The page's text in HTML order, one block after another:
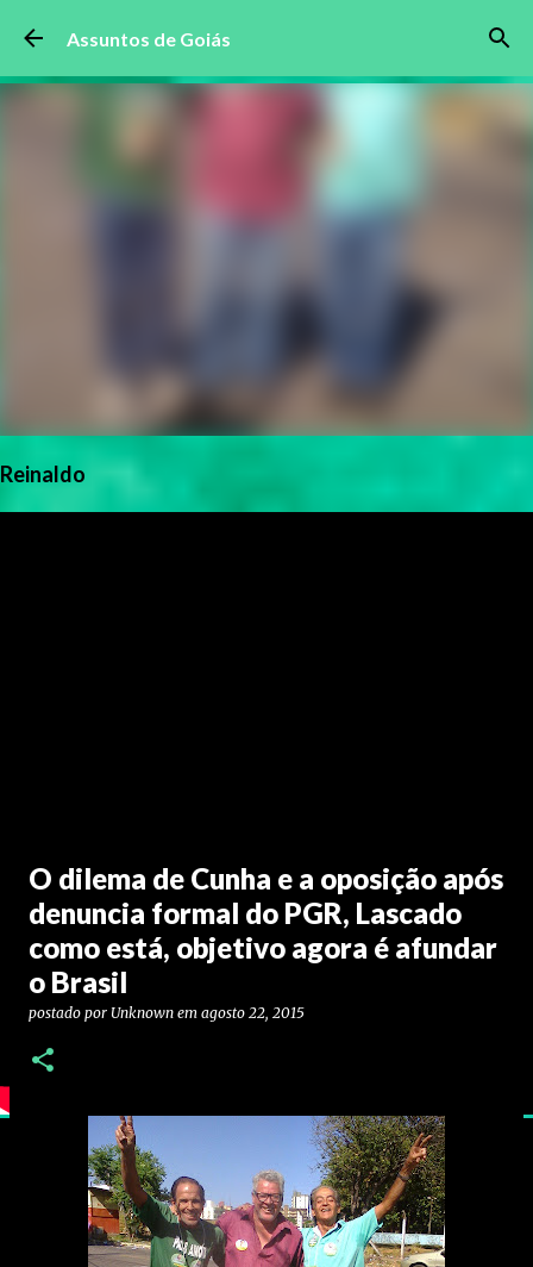
Pular para o conteúdo principal
Assuntos de Goiás
Reinaldo
O dilema de Cunha e a oposição após
denuncia formal do PGR, Lascado
como está, objetivo agora é afundar
o Brasil
postado por Unknown em agosto 22, 2015